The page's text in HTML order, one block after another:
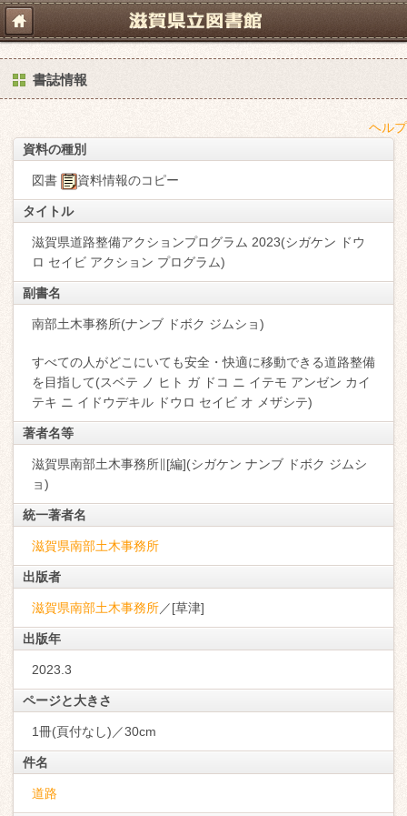
書誌情報
ヘルプ
資料の種別
図書 資料情報のコピー
タイトル
滋賀県道路整備アクションプログラム 2023(シガケン ドウ
ロ セイビ アクション プログラム)
副書名
南部土木事務所(ナンブ ドボク ジムショ)
すべての人がどこにいても安全・快適に移動できる道路整備
を目指して(スベテ ノ ヒト ガ ドコ ニ イテモ アンゼン カイ
テキ ニ イドウデキル ドウロ セイビ オ メザシテ)
著者名等
滋賀県南部土木事務所∥[編](シガケン ナンブ ドボク ジムシ
ョ)
統一著者名
滋賀県南部土木事務所
出版者
滋賀県南部土木事務所／[草津]
出版年
2023.3
ページと大きさ
1冊(頁付なし)／30cm
件名
道路